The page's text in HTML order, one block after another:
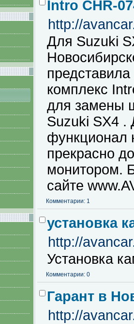
Intro CHR-
http://
Для Suzuki
комплекс
для замены
Suzuki SX4 .
функционал
прекрасно
монитором.
сайте
Комментарии: 1
установка
http://
Установка
Комментарии: 0
Гарант в
http://